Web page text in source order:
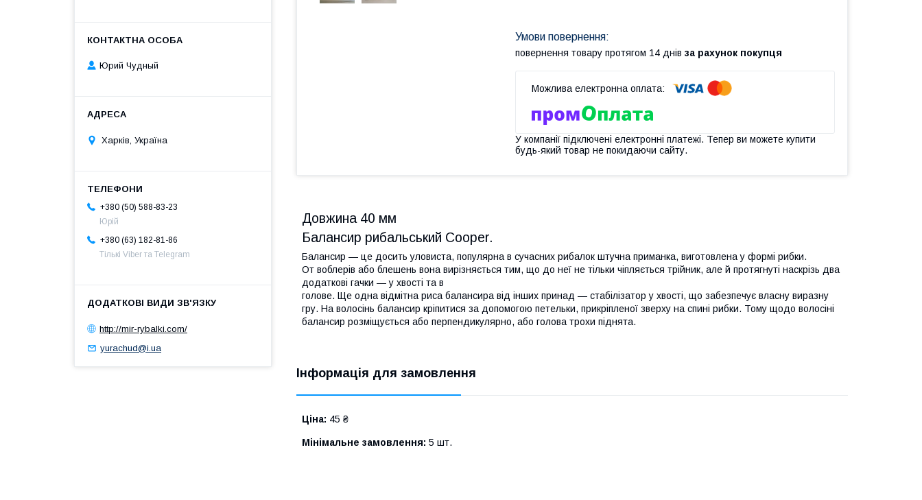
повернення товару протягом 14 днів за рахунок покупця
У компанії підключені електронні платежі. Тепер ви можете купити
будь-який товар не покидаючи сайту.
Довжина 40 мм
Балансир рибальський Cooper.
Балансир — це досить уловиста, популярна в сучасних рибалок штучна приманка, виготовлена у формі рибки.
От воблерів або блешень вона вирізняється тим, що до неї не тільки чіпляється трійник, але й протягнуті наскрізь два
додаткові гачки — у хвості та в
голове. Ще одна відмітна риса балансира від інших принад — стабілізатор у хвості, що забезпечує власну виразну
гру. На волосінь балансир кріпитися за допомогою петельки, прикріпленої зверху на спині рибки. Тому щодо волосіні
балансир розміщується або перпендикулярно, або голова трохи піднята.
Інформація для замовлення
Ціна: 45 ₴
Мінімальне замовлення: 5 шт.
Юрий Чудный
Харків, Україна
+380 (50) 588-83-23
Юрій
+380 (63) 182-81-86
Тількі Viber та Telegram
http://mir-rybalki.com/
yurachud@i.ua